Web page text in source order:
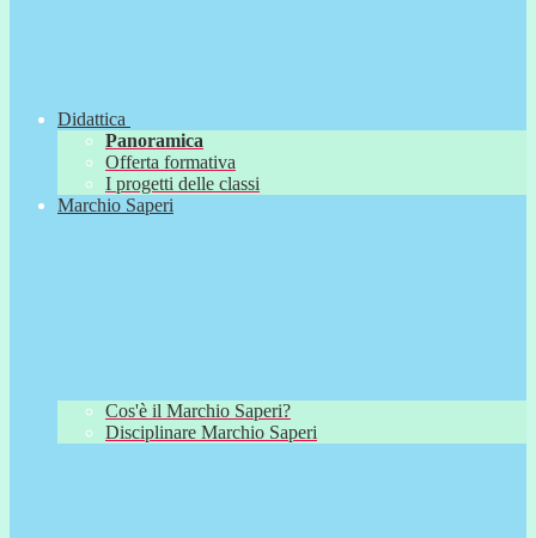
Didattica
Panoramica
Offerta formativa
I progetti delle classi
Marchio Saperi
Cos'è il Marchio Saperi?
Disciplinare Marchio Saperi